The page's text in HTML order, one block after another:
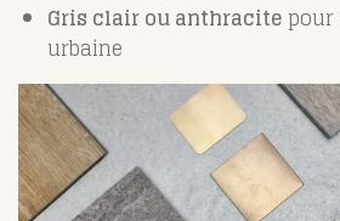
Gris clair ou anthracite pour
urbaine